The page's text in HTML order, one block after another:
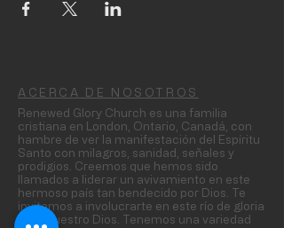
ACERCA DE NOSOTROS
Renewed Glory Church es una familia
cristiana en London, Ontario, Canadá, con
hambre de ver la manifestación del Espíritu
Santo con milagros, sanidad, señales y
prodigios. Creemos que hemos sido
llamados a liderar un avivamiento en este
hermoso país tan bendecido por Dios. Te
invitamos a involucrarte en este río de gloria
para nuestro Dios. Tenemos una variedad